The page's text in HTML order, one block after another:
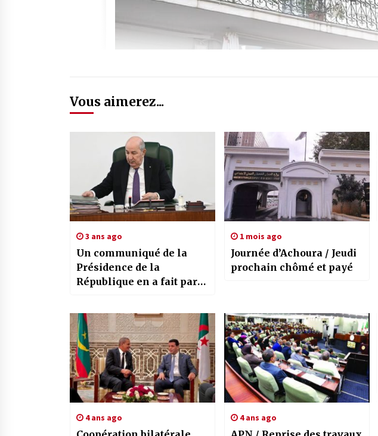
Vous aimerez...
3 ans ago
Un communiqué de la
Présidence de la
République en a fait part /
République nomme Sami
Medjoubi wali de
Relizane
1 mois ago
Journée d’Achoura / Jeudi
prochain chômé et payé
4 ans ago 4 ans ago